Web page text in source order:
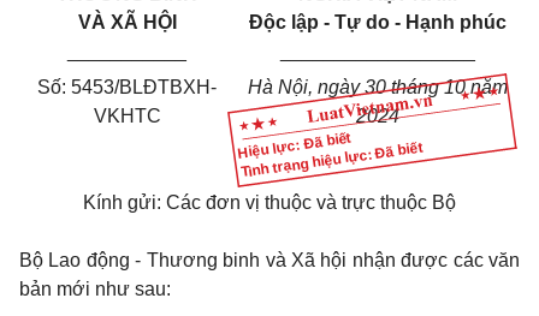
Hiệu lực: Đã biết
Tình trạng hiệu lực: Đã biết
VÀ XÃ HỘI
Độc lập - Tự do - Hạnh phúc
Số: 5453/BLĐTBXH-
VKHTC
Hà Nội, ngày 30 tháng 10 năm
2024
Kính gửi: Các đơn vị thuộc và trực thuộc Bộ
Bộ Lao động - Thương binh và Xã hội nhận được các văn
bản mới như sau: